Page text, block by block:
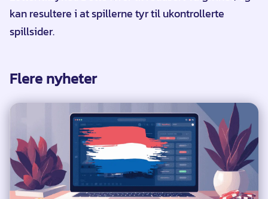
kan resultere i at spillerne tyr til ukontrollerte
spillsider.
Flere nyheter